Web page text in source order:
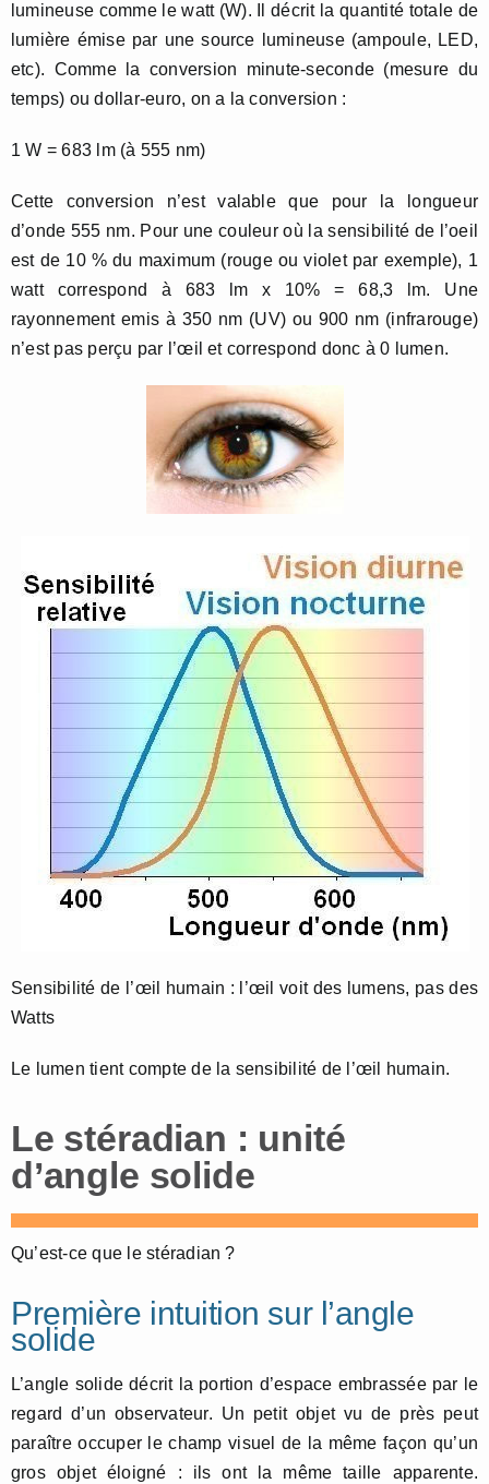
lumineuse comme le watt (W). Il décrit la quantité totale de
lumière émise par une source lumineuse (ampoule, LED,
etc). Comme la conversion minute-seconde (mesure du
temps) ou dollar-euro, on a la conversion :
1 W = 683 lm (à 555 nm)
Cette conversion n’est valable que pour la longueur
d’onde 555 nm. Pour une couleur où la sensibilité de l’oeil
est de 10 % du maximum (rouge ou violet par exemple), 1
watt correspond à 683 lm x 10% = 68,3 lm. Une
rayonnement emis à 350 nm (UV) ou 900 nm (infrarouge)
n’est pas perçu par l’œil et correspond donc à 0 lumen.
Sensibilité de l’œil humain : l’œil voit des lumens, pas des
Watts
Le lumen tient compte de la sensibilité de l’œil humain.
Le stéradian : unité
d’angle solide
Qu’est-ce que le stéradian ?
Première intuition sur l’angle
solide
L’angle solide décrit la portion d’espace embrassée par le
regard d’un observateur. Un petit objet vu de près peut
paraître occuper le champ visuel de la même façon qu’un
gros objet éloigné : ils ont la même taille apparente.